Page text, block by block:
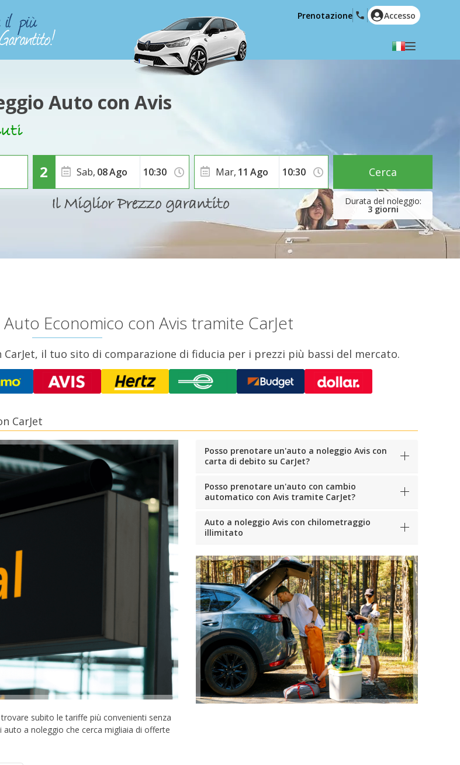
English (US)
Polski
Română
Ελληνικά
Hrvatski
العربية
Prenotazione Accesso
Auto con Avis
Sab, 08Ago
3 giorni
Mar, 11 Ago Cerca
Economico con Avis tramite CarJet
il tuo sito di comparazione di fiducia per i prezzi più bassi del mercato.
CarJet
subito le tariffe più convenienti senza
auto a noleggio che cerca migliaia di offerte
Posso prenotare un'auto a noleggio Avis con
carta di debito su CarJet?
Posso prenotare un'auto con cambio
automatico con Avis tramite CarJet?
Auto a noleggio Avis con chilometraggio
illimitato